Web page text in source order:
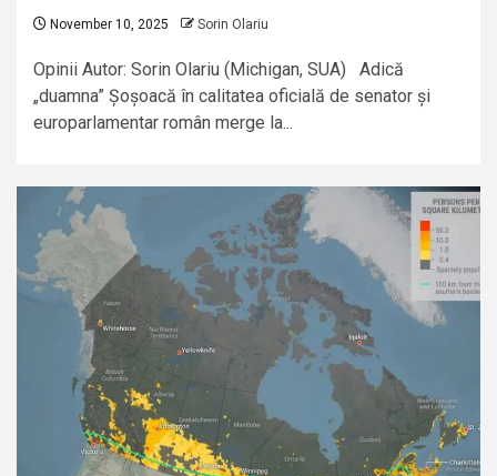
November 10, 2025 Sorin Olariu
Opinii Autor: Sorin Olariu (Michigan, SUA) Adică
„duamna” Șoșoacă în calitatea oficială de senator și
europarlamentar român merge la...